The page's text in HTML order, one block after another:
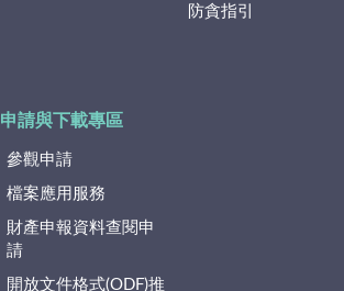
防貪指引
申請與下載專區
參觀申請
檔案應用服務
財產申報資料查閱申
請
開放文件格式(ODF)推